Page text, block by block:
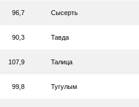
96,7 Сысерть
90,3 Тавда
107,9 Талица
99,8 Тугулым